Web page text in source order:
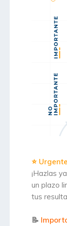
⭐
¡Hazlas
un plazo
tus
📝